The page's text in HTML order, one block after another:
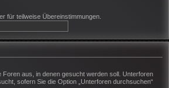
für teilweise Übereinstimmungen.
Foren aus, in denen gesucht werden soll. Unterforen
sofern Sie die Option „Unterforen durchsuchen“